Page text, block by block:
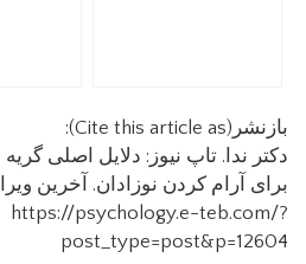
بازنشر(Cite this article as):
https://psychology.e-teb.com/?
post_type=post&p=12604